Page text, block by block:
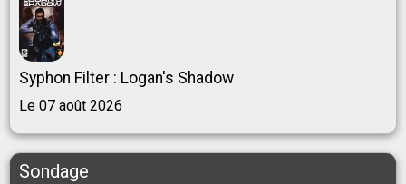
Syphon Filter : Logan's Shadow
Le 07 août 2026
Sondage